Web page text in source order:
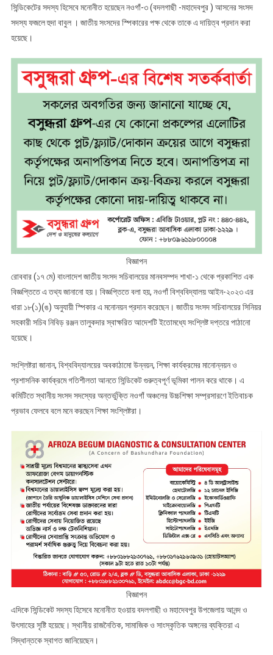
সিন্ডিকেটের সদস্য হিসেবে মনোনীত হয়েছেন নওগাঁ-৩ (বদলগাছী -মহাদেবপুর ) আসনের সংসদ
সদস্য ফজলে হুদা বাবুল । জাতীয় সংসদের স্পিকারের পক্ষ থেকে তাকে এ দায়িত্ব প্রদান করা
হয়েছে।
বিজ্ঞাপন
রোববার (১৭ মে) বাংলাদেশ জাতীয় সংসদ সচিবালয়ের মানবসম্পদ শাখা-১ থেকে প্রকাশিত এক
বিজ্ঞপ্তিতে এ তথ্য জানানো হয়। বিজ্ঞপ্তিতে বলা হয়, নওগাঁ বিশ্ববিদ্যালয় আইন-২০২৩ এর
ধারা ১৮(১)(ঙ) অনুযায়ী স্পিকার এ মনোনয়ন প্রদান করেছেন। জাতীয় সংসদ সচিবালয়ের সিনিয়র
সহকারী সচিব নিবিড় রঞ্জন তালুকদার স্বাক্ষরিত আদেশটি ইতোমধ্যে সংশ্লিষ্ট দপ্তরে পাঠানো
হয়েছে।
সংশ্লিষ্টরা জানান, বিশ্ববিদ্যালয়ের অবকাঠামো উন্নয়ন, শিক্ষা কার্যক্রমের মানোন্নয়ন ও
প্রশাসনিক কার্যক্রমে গতিশীলতা আনতে সিন্ডিকেট গুরুত্বপূর্ণ ভূমিকা পালন করে থাকে। এ
কমিটিতে স্থানীয় সংসদ সদস্যের অন্তর্ভুক্তি নওগাঁ অঞ্চলের উচ্চশিক্ষা সম্প্রসারণে ইতিবাচক
প্রভাব ফেলবে বলে মনে করছেন শিক্ষা সংশ্লিষ্টরা।
বিজ্ঞাপন
এদিকে সিন্ডিকেট সদস্য হিসেবে মনোনীত হওয়ায় বদলগাছী ও মহাদেবপুর উপজেলায় আনন্দ ও
উৎসাহের সৃষ্টি হয়েছে। স্থানীয় রাজনৈতিক, সামাজিক ও সাংস্কৃতিক অঙ্গনের ব্যক্তিরা এ
সিদ্ধান্তকে স্বাগত জানিয়েছেন।